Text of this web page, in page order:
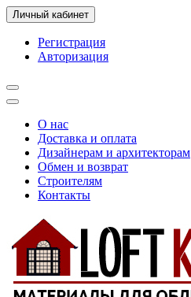
Личный кабинет
Регистрация
Авторизация
О нас
Доставка и оплата
Дизайнерам и архитекторам
Обмен и возврат
Строителям
Контакты